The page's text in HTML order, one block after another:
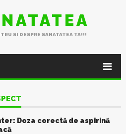
SI DESPRE SANATATEA TA!!!
Doza corectă de aspirină